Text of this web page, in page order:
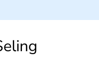
en 1945 que son
dans le respect des
au travers des